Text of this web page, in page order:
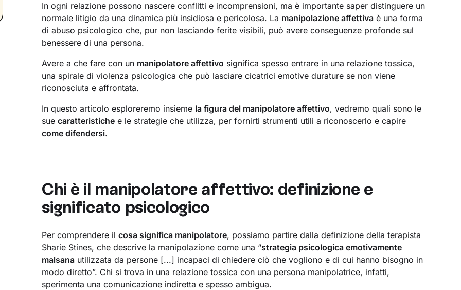
In ogni relazione possono nascere conflitti e incomprensioni, ma è importante saper distinguere un
normale litigio da una dinamica più insidiosa e pericolosa. La manipolazione affettiva è una forma
di abuso psicologico che, pur non lasciando ferite visibili, può avere conseguenze profonde sul
benessere di una persona.
Avere a che fare con un manipolatore affettivo significa spesso entrare in una relazione tossica,
una spirale di violenza psicologica che può lasciare cicatrici emotive durature se non viene
riconosciuta e affrontata.
In questo articolo esploreremo insieme la figura del manipolatore affettivo, vedremo quali sono le
suecaratteristiche e le strategie che utilizza, per fornirti strumenti utili a riconoscerlo e capire
come difendersi.
Chi è il manipolatore affettivo: definizione e
significato psicologico
Per comprendere ilcosa significa manipolatore, possiamo partire dalla definizione della terapista
Sharie Stines, che descrive la manipolazione come una “strategia psicologica emotivamente
malsana utilizzata da persone [...] incapaci di chiedere ciò che vogliono e di cui hanno bisogno in
modo diretto”. Chi si trova in una relazione tossica con una persona manipolatrice, infatti,
sperimenta una comunicazione indiretta e spesso ambigua.